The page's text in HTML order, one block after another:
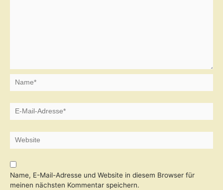
Name*
E-
Website
Name, E-Mail-Adresse und Website in diesem Browser für
meinen nächsten Kommentar speichern.